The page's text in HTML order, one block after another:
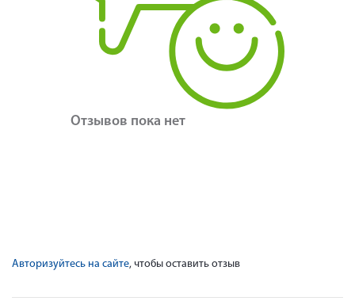
Отзывов пока нет
Авторизуйтесь на сайте, чтобы оставить отзыв